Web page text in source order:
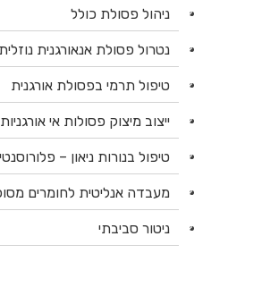
ניהול פסולת כולל
נטרול פסולת אנאורגנית נוזלית
טיפול תרמי בפסולת אורגנית
ייצוב מיצוק פסולות אי
טיפול בנורות ניאון –
מעבדה אנליטית לחומרים
ניטור סביבתי